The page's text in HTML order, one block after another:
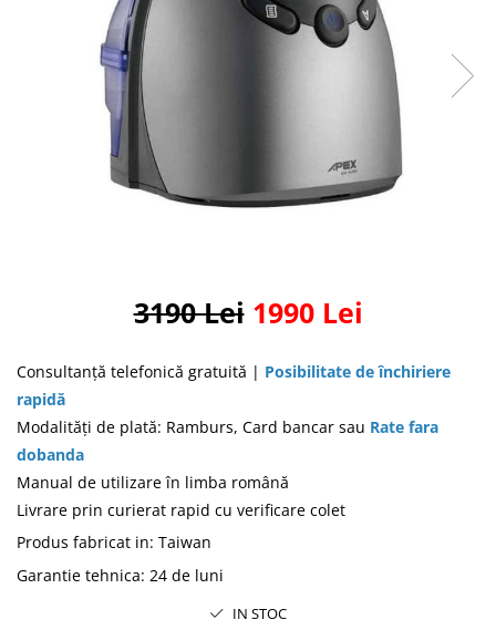
Masti Discontinued (Nu se mai
Blocare/ Fixare barbie
Preventie iritatia pielii
Huse dispozitive
Alimentatoare si baterii CPAP
Stocare si generare raport CPAP
3190 Lei 1990 Lei
Consultanţă telefonică gratuită | Posibilitate de închiriere
rapidă
Modalităţi de plată: Ramburs, Card bancar sau Rate fara
dobanda
Manual de utilizare în limba română
Livrare prin curierat rapid cu verificare colet
Produs fabricat in: Taiwan
Garantie tehnica: 24 de luni
IN STOC